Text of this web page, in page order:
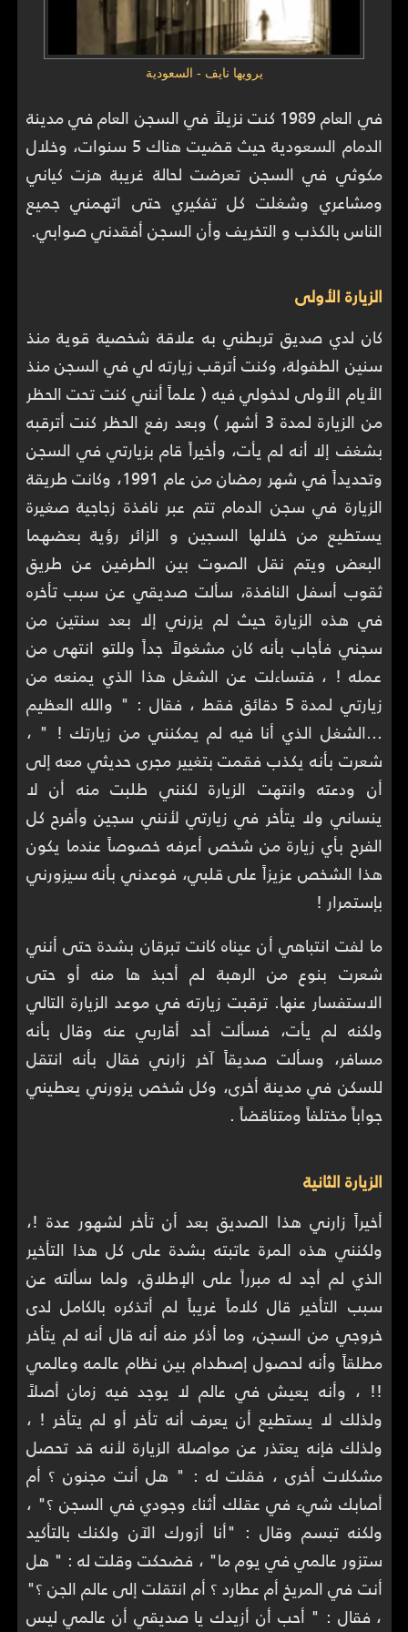
يرويها نايف - السعودية
في العام 1989 كنت نزيلاً في السجن العام في مدينة
الدمام السعودية حيث قضيت هناك 5 سنوات، وخلال
مكوثي في السجن تعرضت لحالة غريبة هزت كياني
ومشاعري وشغلت كل تفكيري حتى اتهمني جميع
الناس بالكذب و التخريف وأن السجن أفقدني صوابي.
الزيارة الأولى
كان لدي صديق تربطني به علاقة شخصية قوية منذ
سنين الطفولة، وكنت أترقب زيارته لي في السجن منذ
الأيام الأولى لدخولي فيه ( علماً أنني كنت تحت الحظر
من الزيارة لمدة 3 أشهر ) وبعد رفع الحظر كنت أترقبه
بشغف إلا أنه لم يأت، وأخيراً قام بزيارتي في السجن
وتحديداً في شهر رمضان من عام 1991، وكانت طريقة
الزيارة في سجن الدمام تتم عبر نافذة زجاجية صغيرة
يستطيع من خلالها السجين و الزائر رؤية بعضهما
البعض ويتم نقل الصوت بين الطرفين عن طريق
ثقوب أسفل النافذة، سألت صديقي عن سبب تأخره
في هذه الزيارة حيث لم يزرني إلا بعد سنتين من
سجني فأجاب بأنه كان مشغولاً جداً وللتو انتهى من
عمله ! ، فتساءلت عن الشغل هذا الذي يمنعه من
زيارتي لمدة 5 دقائق فقط ، فقال : " والله العظيم
...الشغل الذي أنا فيه لم يمكنني من زيارتك ! " ،
شعرت بأنه يكذب فقمت بتغيير مجرى حديثي معه إلى
أن ودعته وانتهت الزيارة لكنني طلبت منه أن لا
ينساني ولا يتأخر في زيارتي لأنني سجين وأفرح كل
الفرح بأي زيارة من شخص أعرفه خصوصاً عندما يكون
هذا الشخص عزيزاً على قلبي، فوعدني بأنه سيزورني
بإستمرار !
ما لفت انتباهي أن عيناه كانت تبرقان بشدة حتى أنني
شعرت بنوع من الرهبة لم أحبذ ها منه أو حتى
الاستفسار عنها. ترقبت زيارته في موعد الزيارة التالي
ولكنه لم يأت، فسألت أحد أقاربي عنه وقال بأنه
مسافر، وسألت صديقاً آخر زارني فقال بأنه انتقل
للسكن في مدينة أخرى، وكل شخص يزورني يعطيني
جواباً مختلفاً ومتناقضاً .
الزيارة الثانية
أخيراً زارني هذا الصديق بعد أن تأخر لشهور عدة !،
ولكنني هذه المرة عاتبته بشدة على كل هذا التأخير
الذي لم أجد له مبرراً على الإطلاق، ولما سألته عن
سبب التأخير قال كلاماً غريباً لم أتذكره بالكامل لدى
خروجي من السجن، وما أذكر منه أنه قال أنه لم يتأخر
مطلقاً وأنه لحصول إصطدام بين نظام عالمه وعالمي
!! ، وأنه يعيش في عالم لا يوجد فيه زمان أصلاً
ولذلك لا يستطيع أن يعرف أنه تأخر أو لم يتأخر ! ،
ولذلك فإنه يعتذر عن مواصلة الزيارة لأنه قد تحصل
مشكلات أخرى ، فقلت له : " هل أنت مجنون ؟ أم
أصابك شيء في عقلك أثناء وجودي في السجن ؟" ،
ولكنه تبسم وقال : "أنا أزورك الآن ولكنك بالتأكيد
ستزور عالمي في يوم ما" ، فضحكت وقلت له : " هل
أنت في المريخ أم عطارد ؟ أم انتقلت إلى عالم الجن ؟"
، فقال : " أحب أن أزيدك يا صديقي أن عالمي ليس